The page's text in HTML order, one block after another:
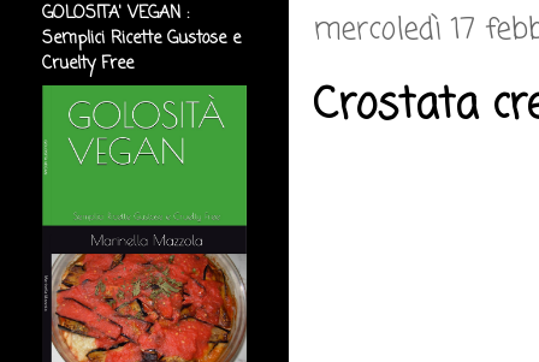
mercoledì 17
Crostata
GOLOSITA' VEGAN :
Semplici Ricette Gustose e
Cruelty Free